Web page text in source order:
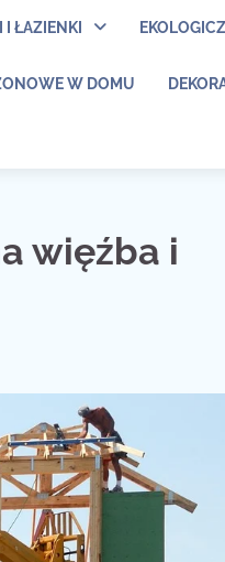
ŁAZIENKI
W DOMU
więźba i